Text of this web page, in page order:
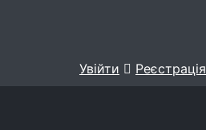
Увійти
Реєстрація